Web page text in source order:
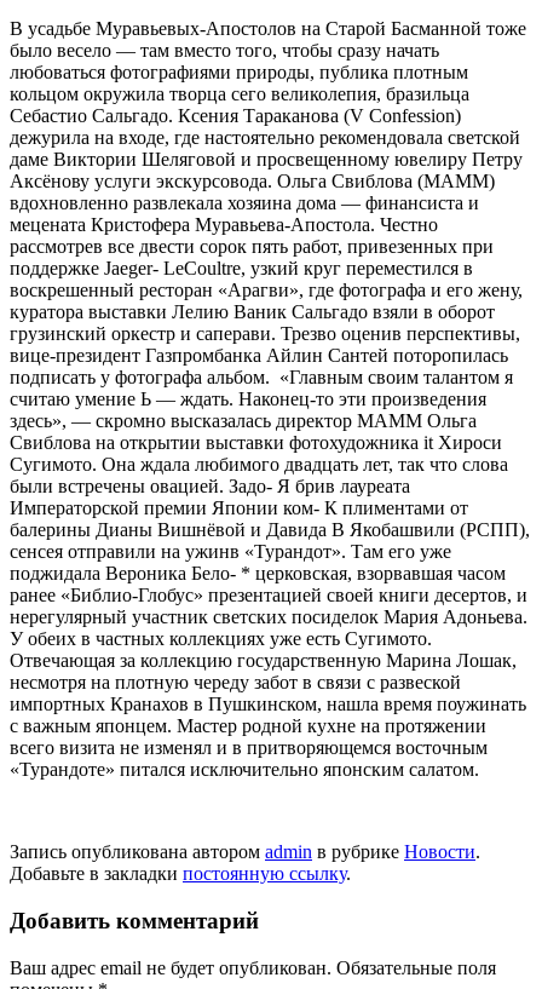
В усадьбе Муравьевых-Апостолов на Старой Басман­ной тоже
было весело — там вместо того, чтобы сразу начать
любоваться фотографиями природы, публика плотным
кольцом окружила творца сего великоле­пия, бразильца
Себастио Сальгадо. Ксения Тараканова (V Confession)
дежурила на входе, где настоятельно реко­мендовала светской
даме Виктории Шеляговой и про­свещенному ювелиру Петру
Аксёнову услуги экскурсово­да. Ольга Свиблова (МАММ)
вдохновленно развлекала хозяина дома — финансиста и
мецената Кристофера Муравьева-Апостола. Честно
рассмотрев все двести сорок пять работ, привезенных при
поддержке Jaeger- LeCoultre, узкий круг переместился в
воскрешенный ресторан «Арагви», где фотографа и его жену,
куратора выставки Лелию Ваник Сальгадо взяли в оборот
грузин­ский оркестр и саперави. Трезво оценив перспективы,
вице-президент Газпромбанка Айлин Сантей поторопи­лась
подписать у фотографа альбом. «Главным своим талантом я
считаю умение Ь — ждать. Наконец-то эти произведения
здесь», — скромно высказалась директор МАММ Ольга
Свиблова на открытии выставки фотохудожника it Хироси
Сугимото. Она ждала любимого двадцать лет, так что слова
были встречены овацией. Задо- Я брив лауреата
Императорской премии Японии ком- К плиментами от
балерины Дианы Вишнёвой и Давида В Якобашвили (РСПП),
сенсея отправили на ужинв «Турандот». Там его уже
поджидала Вероника Бело- * церковская, взорвавшая часом
ранее «Библио-Глобус» презентацией своей книги десертов, и
нерегулярный участник светских посиделок Мария Адоньева.
У обеих в частных коллекциях уже есть Сугимото.
Отвечающая за коллекцию государственную Марина Лошак,
несмотря на плотную череду забот в связи с развеской
импорт­ных Кранахов в Пушкинском, нашла время поужинать
с важным японцем. Мастер родной кухне на протя­жении
всего визита не изменял и в притворяющемся восточным
«Турандоте» питался исключительно япон­ским салатом.
Запись опубликована автором admin в рубрике Новости.
Добавьте в закладки постоянную ссылку.
Добавить комментарий
Ваш адрес email не будет опубликован. Обязательные поля